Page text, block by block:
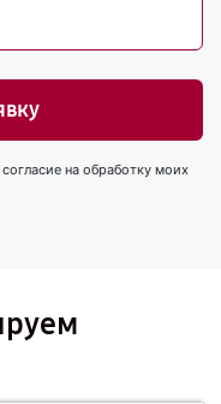
на обработку моих